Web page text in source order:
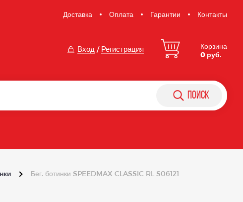
Доставка Оплата Гарантии Контакты
Вход / Регистрация
Корзина
0 руб.
поиск
Бег. ботинки SPEEDMAX CLASSIC RL S06121